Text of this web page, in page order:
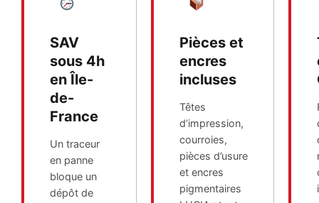
SAV
sous 4h
en Île-
de-
France
Un traceur
en panne
bloque un
dépôt de
Pièces et
encres
incluses
Têtes
d’impression,
courroies,
pièces d’usure
et encres
pigmentaires